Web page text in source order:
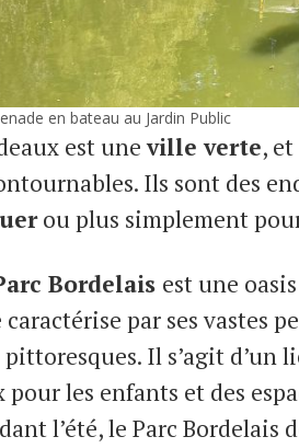
en bateau au Jardin Public
est uneville verte,
Ils sont des
ou plus simplement
Bordelais est une
caractérise par ses vastes
pittoresques. Il s’agit d’un
pour les enfants et des
l’été, le Parc